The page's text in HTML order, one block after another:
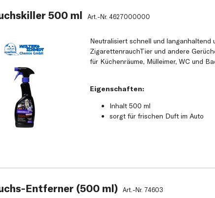
709ml
500 ml Art.-Nr. 4627000000
Neutralisiert schnell und langanhaltend
ZigarettenrauchTier und andere
für Küchenräume, Mülleimer, WC und
Eigenschaften:
Inhalt 500 ml
sorgt für frischen Duft im Auto
Entferner (500 ml) Art.-Nr. 74603